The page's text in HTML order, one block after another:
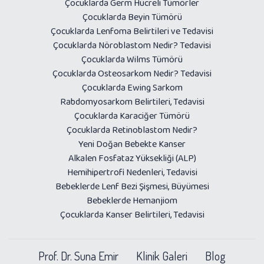
Çocuklarda Germ Hücreli Tümörler
Çocuklarda Beyin Tümörü
Çocuklarda Lenfoma Belirtileri ve Tedavisi
Çocuklarda Nöroblastom Nedir? Tedavisi
Çocuklarda Wilms Tümörü
Çocuklarda Osteosarkom Nedir? Tedavisi
Çocuklarda Ewing Sarkom
Rabdomyosarkom Belirtileri, Tedavisi
Çocuklarda Karaciğer Tümörü
Çocuklarda Retinoblastom Nedir?
Yeni Doğan Bebekte Kanser
Alkalen Fosfataz Yüksekliği (ALP)
Hemihipertrofi Nedenleri, Tedavisi
Bebeklerde Lenf Bezi Şişmesi, Büyümesi
Bebeklerde Hemanjiom
Çocuklarda Kanser Belirtileri, Tedavisi
Prof. Dr. Suna Emir Klinik Galeri
Blog